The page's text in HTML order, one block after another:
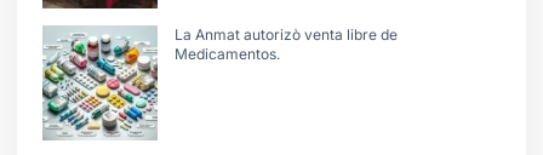
La Anmat autorizò venta libre de
Medicamentos.